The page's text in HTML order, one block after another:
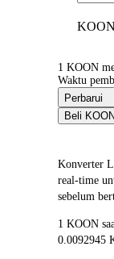
KOON
1 KOON
Waktu
Perbarui
Beli
Konverter
real-time
sebelum
1 KOON
0.0092945